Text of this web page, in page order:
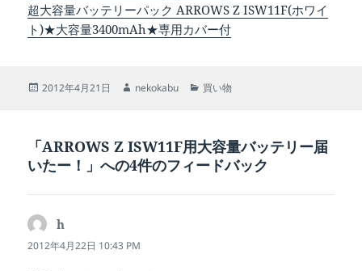
超大容量バッテリーパック ARROWS Z ISW11F(ホワイ
ト)★大容量3400mAh★専用カバー付
投
2012年4月21日
作
nekokabu
カ
ー
買い物
「ARROWS Z ISW11F用大容量バッテリー届
いたー！」への4件のフィードバック
h
り:
2012年4月22日 10:43 PM